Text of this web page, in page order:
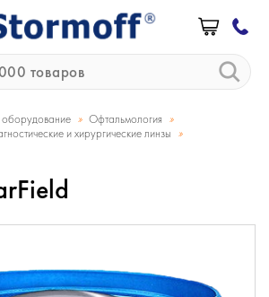
» Офтальмология »
и хирургические линзы »